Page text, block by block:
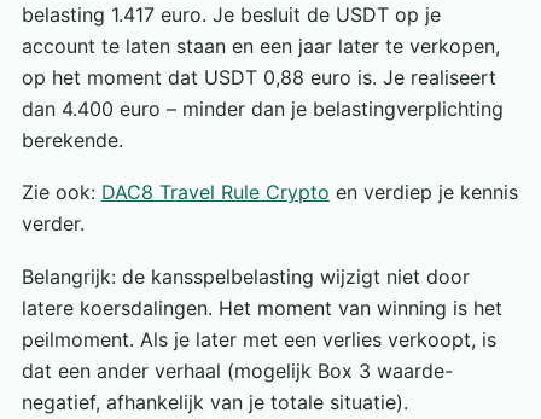
belasting 1.417 euro. Je besluit de USDT op je
account te laten staan en een jaar later te verkopen,
op het moment dat USDT 0,88 euro is. Je realiseert
dan 4.400 euro – minder dan je belastingverplichting
berekende.
Zie ook: DAC8 Travel Rule Crypto en verdiep je kennis
verder.
Belangrijk: de kansspelbelasting wijzigt niet door
latere koersdalingen. Het moment van winning is het
peilmoment. Als je later met een verlies verkoopt, is
dat een ander verhaal (mogelijk Box 3 waarde-
negatief, afhankelijk van je totale situatie).